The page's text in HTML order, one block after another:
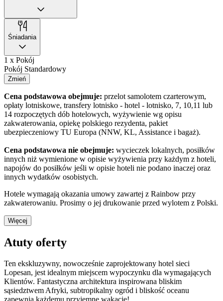
Śniadania
1 x Pokój
Pokój Standardowy
Zmień
Cena podstawowa obejmuje: przelot samolotem czarterowym,
opłaty lotniskowe, transfery lotnisko - hotel - lotnisko, 7, 10,11 lub
14 rozpoczętych dób hotelowych, wyżywienie wg opisu
zakwaterowania, opiekę polskiego rezydenta, pakiet
ubezpieczeniowy TU Europa (NNW, KL, Assistance i bagaż).
Cena podstawowa nie obejmuje: wycieczek lokalnych, posiłków
innych niż wymienione w opisie wyżywienia przy każdym z hoteli,
napojów do posiłków jeśli w opisie hoteli nie podano inaczej oraz
innych wydatków osobistych.
Hotele wymagają okazania umowy zawartej z Rainbow przy
zakwaterowaniu. Prosimy o jej drukowanie przed wylotem z Polski.
Więcej
Atuty oferty
Ten ekskluzywny, nowocześnie zaprojektowany hotel sieci
Lopesan, jest idealnym miejscem wypoczynku dla wymagających
Klientów. Fantastyczna architektura inspirowana bliskim
sąsiedztwem Afryki, subtropikalny ogród i bliskość oceanu
zapewnią każdemu przyjemne wakacje!